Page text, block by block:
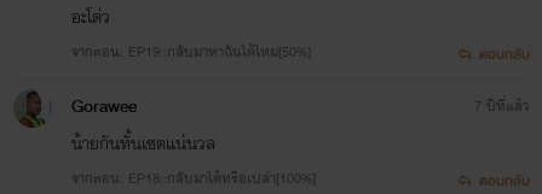
อะโด่ว
จากตอน: EP19::กลับมาหาฉันได้ไหม[50%] ตอบกลับ
Gorawee
น้ายกันทั้นเซตแน่นวล
จากตอน: EP18::กลับมาได้หรือเปล่า[100%]
7 ปีที่แล้ว
ตอบกลับ